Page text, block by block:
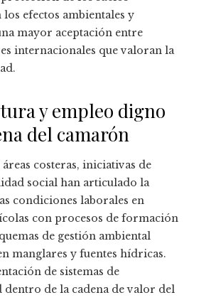
efectos ambientales y
mayor aceptación entre
internacionales que valoran la
y empleo digno
del camarón
costeras, iniciativas de
social han articulado la
condiciones laborales en
con procesos de formación
de gestión ambiental
manglares y fuentes hídricas.
de sistemas de
dentro de la cadena de valor del